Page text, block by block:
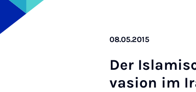
08.05.2015
Der
va­si­on im